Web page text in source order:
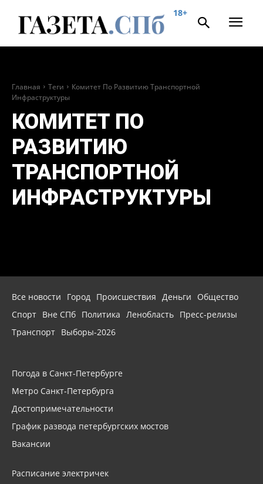
18+
Главная Теги
Комитет По Развитию Транспортной
Инфраструктуры
КОМИТЕТ ПО
РАЗВИТИЮ
ТРАНСПОРТНОЙ
ИНФРАСТРУКТУРЫ
Все новости Город Происшествия Деньги
Общество
Спорт Вне СПб Политика Ленобласть Пресс-релизы
Транспорт Выборы-2026
Погода в Санкт-Петербурге
Метро Санкт-Петербурга
Достопримечательности
График развода петербургских мостов
Вакансии
Расписание электричек